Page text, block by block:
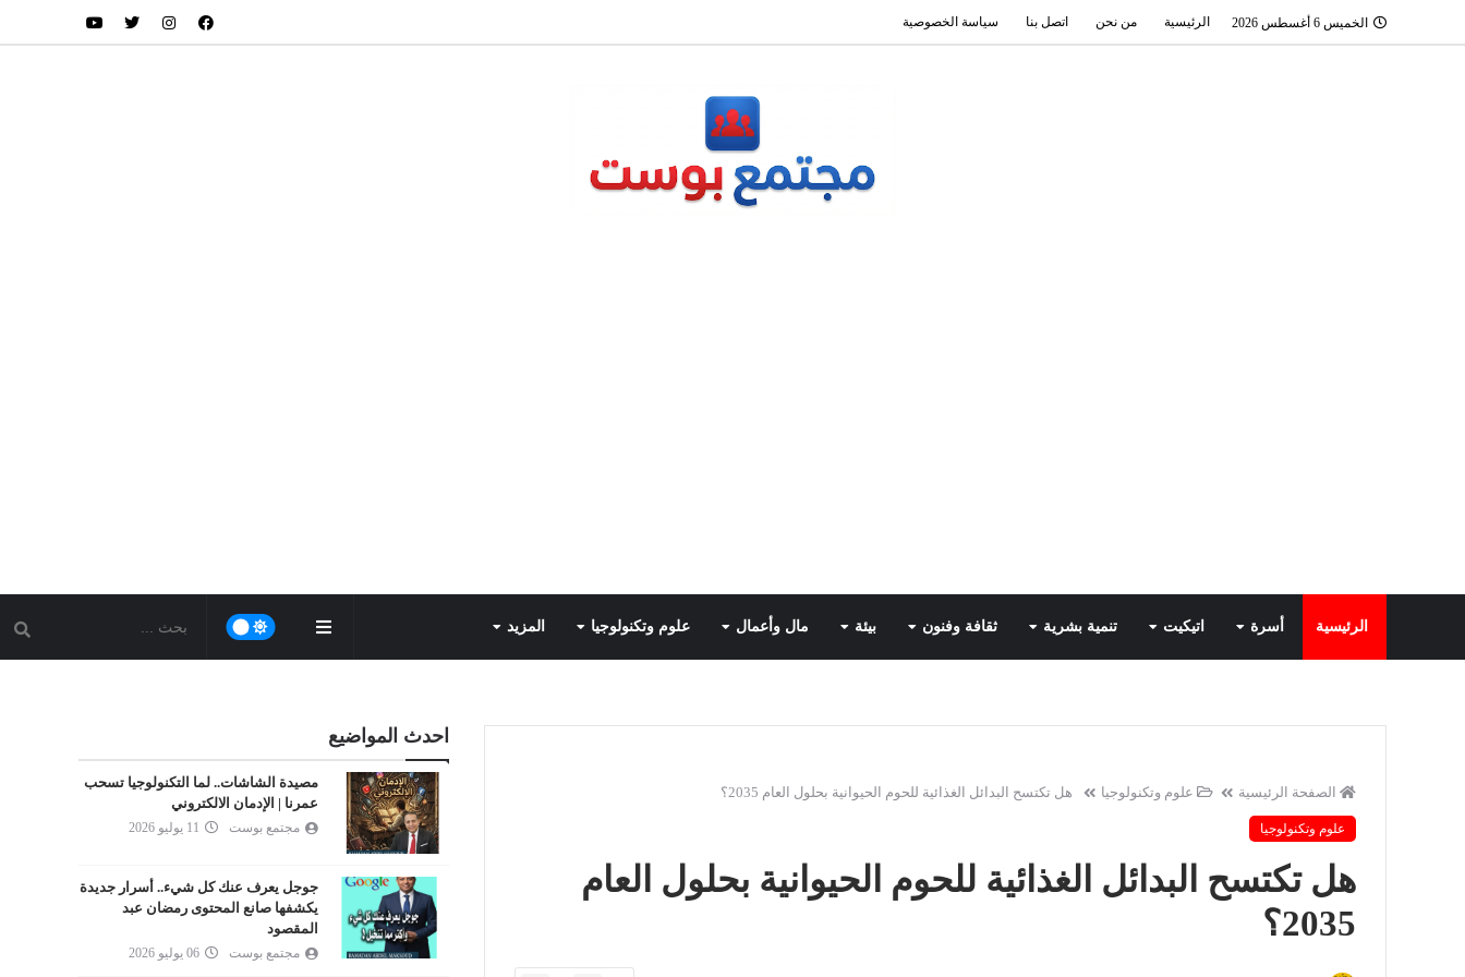
الخميس 6 أغسطس 2026 الرئيسية من نحن اتصل بنا سياسة الخصوصية
الرئيسية أسرة اتيكيت تنمية بشرية ثقافة وفنون بيئة مال وأعمال علوم وتكنولوجيا المزيد
الصفحة الرئيسية علوم وتكنولوجيا هل تكتسح البدائل الغذائية للحوم الحيوانية بحلول العام 2035؟
علوم وتكنولوجيا
هل تكتسح البدائل الغذائية للحوم الحيوانية بحلول العام
2035؟
احدث المواضيع
مصيدة الشاشات.. لما التكنولوجيا تسحب
عمرنا | الإدمان الالكتروني
مجتمع بوست 11 يوليو 2026
جوجل يعرف عنك كل شيء.. أسرار جديدة
يكشفها صانع المحتوى رمضان عبد
المقصود
مجتمع بوست 06 يوليو 2026